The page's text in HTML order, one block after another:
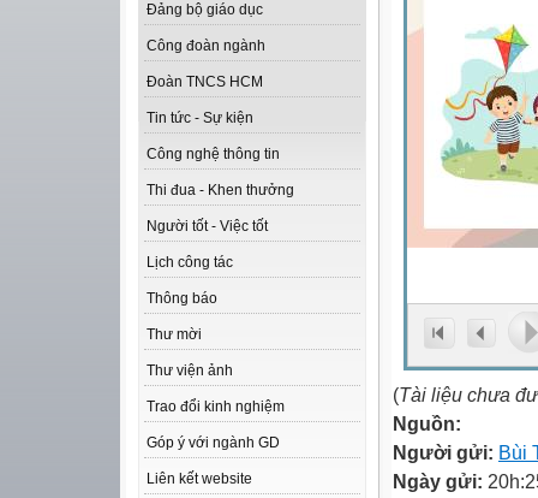
Đảng bộ giáo dục
Công đoàn ngành
Đoàn TNCS HCM
Tin tức - Sự kiện
Công nghệ thông tin
Thi đua - Khen thưởng
Người tốt - Việc tốt
Lịch công tác
Thông báo
Thư mời
Thư viện ảnh
Trao đổi kinh nghiệm
Góp ý với ngành GD
Liên kết website
(Tài liệu chưa
Nguồn:
Người gửi: Bùi
Ngày gửi: